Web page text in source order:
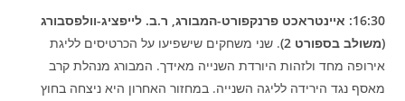
16:30: איינטראכט פרנקפורט-המבורג, ר.ב. לייפציג-וולפסבורג
(משולב בספורט 2)
. שני משחקים שישפיעו על הכרטיסים לליגת
אירופה מחד ולזהות היורדת השנייה מאידך. המבורג מנהלת קרב
מאסף נגד הירידה לליגה השנייה. במחזור האחרון היא ניצחה בחוץ